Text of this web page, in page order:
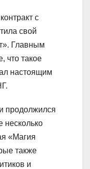
с
свой
Главным
что такое
настоящим
продолжился
несколько
«Магия
также
и